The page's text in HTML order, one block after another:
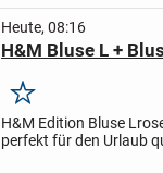
Heute, 08:16
H&M Bluse L +
Merken
H&M Edition Bluse L
perfekt für den Urlaub